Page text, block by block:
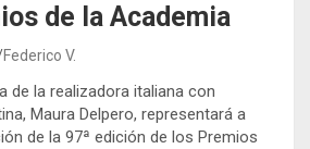
de la Academia
Federico V.
de la realizadora italiana con
Maura Delpero, representará a
de la 97ª edición de los Premios